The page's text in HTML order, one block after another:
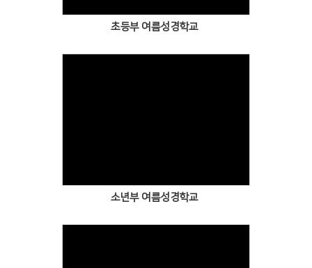
초등부 여름성경학교
소년부 여름성경학교